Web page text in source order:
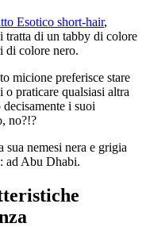
Esotico short-hair,
tratta di un tabby di colore
di colore nero.
micione preferisce stare
praticare qualsiasi altra
decisamente i suoi
no?!?
nemesi nera e grigia
ad Abu Dhabi.